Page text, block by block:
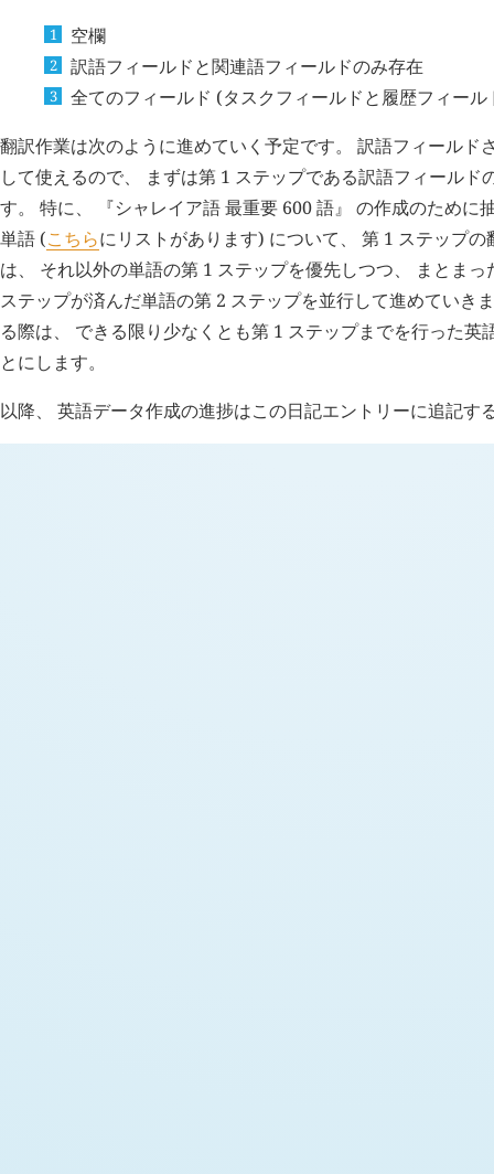
空欄
訳語フィールドと関連語フィールドのみ存在
全てのフィールド (タスクフィールドと履歴フィー
翻訳作業は次のように進めていく予定です。 訳語フィールド
して使えるので、 まずは第 1 ステップである訳語フィールド
す。 特に、 『シャレイア語 最重要 600 語』 の作成のために
単語 (こちらにリストがあります) について、 第 1 ステップ
は、 それ以外の単語の第 1 ステップを優先しつつ、 まとま
ステップが済んだ単語の第 2 ステップを並行して進めていき
る際は、 できる限り少なくとも第 1 ステップまでを行った英
とにします。
以降、 英語データ作成の進捗はこの日記エントリーに追記す